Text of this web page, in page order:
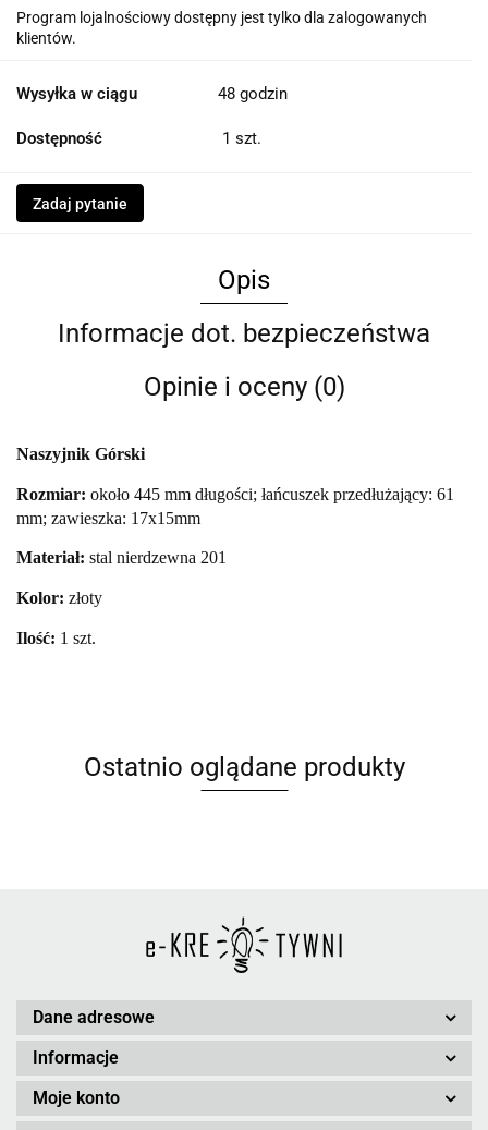
Program lojalnościowy dostępny jest tylko dla zalogowanych
klientów.
Wysyłka w ciągu 48 godzin
Dostępność 1 szt.
Zadaj pytanie
Opis
Informacje dot. bezpieczeństwa
Opinie i oceny (0)
Naszyjnik Górski
Rozmiar: około 445 mm długości; łańcuszek przedłużający: 61
mm; zawieszka: 17x15mm
Materiał: stal nierdzewna 201
Kolor: złoty
Ilość: 1 szt.
Ostatnio oglądane produkty
Dane adresowe
Informacje
Moje konto